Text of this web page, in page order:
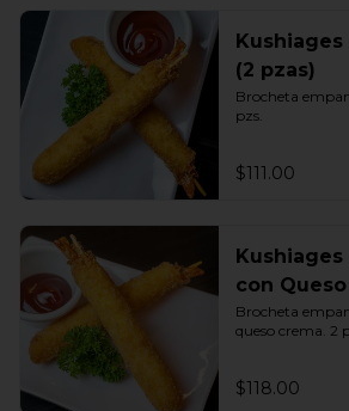
Kushiages
(2 pzas)
Brocheta
pzs.
$111.00
Kushiages
con
Brocheta
queso crema. 2
$118.00